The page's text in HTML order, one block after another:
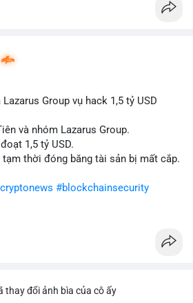
Group vụ hack 1,5 tỷ USD
và nhóm Lazarus Group.
1,5 tỷ USD.
thời đóng băng tài sản bị mất cắp.
#blockchainsecurity
thay đổi ảnh bìa của cô ấy